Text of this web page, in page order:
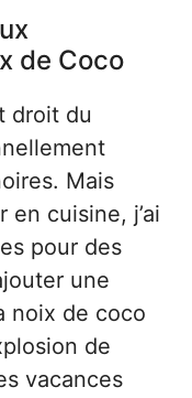
de Coco
droit du
Mais
en cuisine, j’ai
pour des
une
noix de coco
de
vacances